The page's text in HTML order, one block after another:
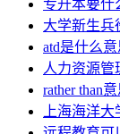
专升本要什
大学新生兵
atd是什么意
人力资源管
rather than
上海海洋